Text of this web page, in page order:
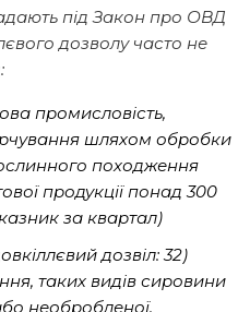
під Закон про ОВД
дозволу часто не
промисловість,
шляхом обробки
походження
продукції понад 300
за квартал)
дозвіл: 32)
таких видів сировини
необробленої,